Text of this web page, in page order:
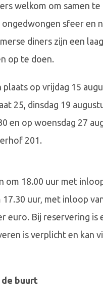
welkom om samen
ongedwongen sfeer en
diners zijn een
op te doen.
plaats op vrijdag 15
25, dinsdag 19
en op woensdag 27
201.
om 18.00 uur met
17.30 uur, met inloop
euro. Bij reservering
is verplicht en kan
buurt